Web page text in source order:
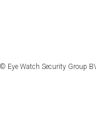
© Eye Watch Security Group